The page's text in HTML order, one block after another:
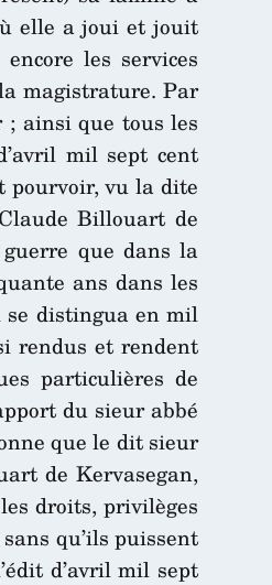
elle a joui et jouit
les services
magistrature. Par
; ainsi que tous les
mil sept cent
pourvoir, vu la dite
Billouart de
que dans la
ans dans les
distingua en mil
rendus et rendent
particulières de
du sieur abbé
que le dit sieur
de Kervasegan,
droits, privilèges
qu’ils puissent
d’avril mil sept